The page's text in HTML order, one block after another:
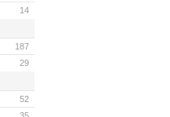
14
187
29
52